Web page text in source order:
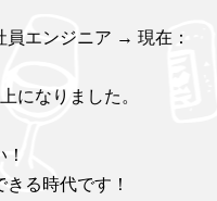
エンジニア → 現在：
になりました。
る時代です！